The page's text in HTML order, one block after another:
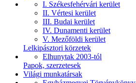
I. Székesfehérvári kerület
II. Vértesi kerület
III. Budai kerület
IV. Dunamenti kerület
V. Mezőföldi kerület
Lelkipásztori körzetek
Elhunytak 2003-tól
Papok, szerzetesek
Világi munkatársak